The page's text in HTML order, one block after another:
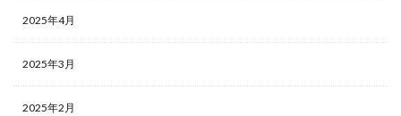
2025年4月
2025年3月
2025年2月